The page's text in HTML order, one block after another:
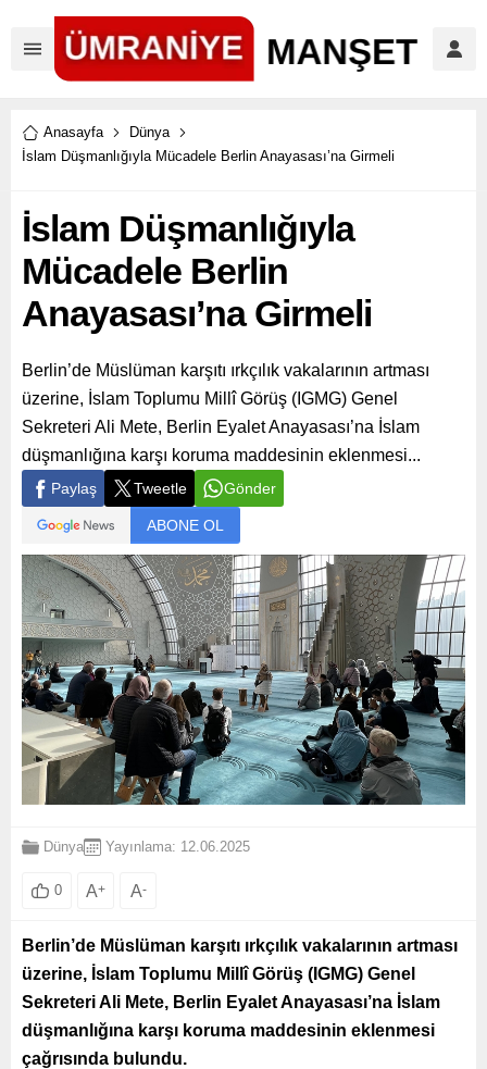
Anasayfa
Dünya
İslam Düşmanlığıyla Mücadele Berlin Anayasası’na Girmeli
İslam Düşmanlığıyla
Mücadele Berlin
Anayasası’na Girmeli
Berlin’de Müslüman karşıtı ırkçılık vakalarının artması
üzerine, İslam Toplumu Millî Görüş (IGMG) Genel
Sekreteri Ali Mete, Berlin Eyalet Anayasası’na İslam
düşmanlığına karşı koruma maddesinin eklenmesi...
Paylaş Tweetle Gönder
ABONE OL
Dünya Yayınlama: 12.06.2025
0 A+ A-
Berlin’de Müslüman karşıtı ırkçılık vakalarının artması
üzerine, İslam Toplumu Millî Görüş (IGMG) Genel
Sekreteri Ali Mete, Berlin Eyalet Anayasası’na İslam
düşmanlığına karşı koruma maddesinin eklenmesi
çağrısında bulundu.